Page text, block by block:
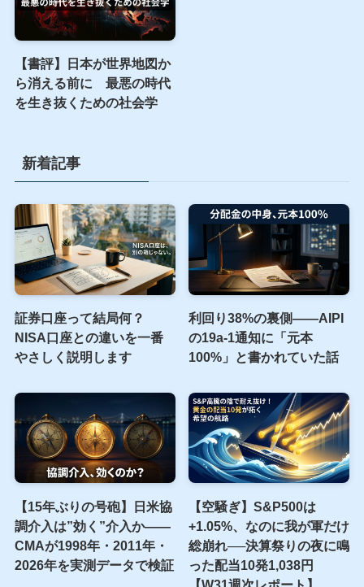
オルカン、S&P500以外に
新NISAで積立てるべき投
資信託の選び方 後悔しな
いための3つのポイント
【書評】日本が世界地図か
ら消える前に 最悪の時代
を生き抜くための社会学
新着記事
証券口座って結局何？
NISA口座との違いを一番
やさしく説明します
利回り38%の裏側――AIPI
の19a-1通知に「元本
100%」と書かれていた話